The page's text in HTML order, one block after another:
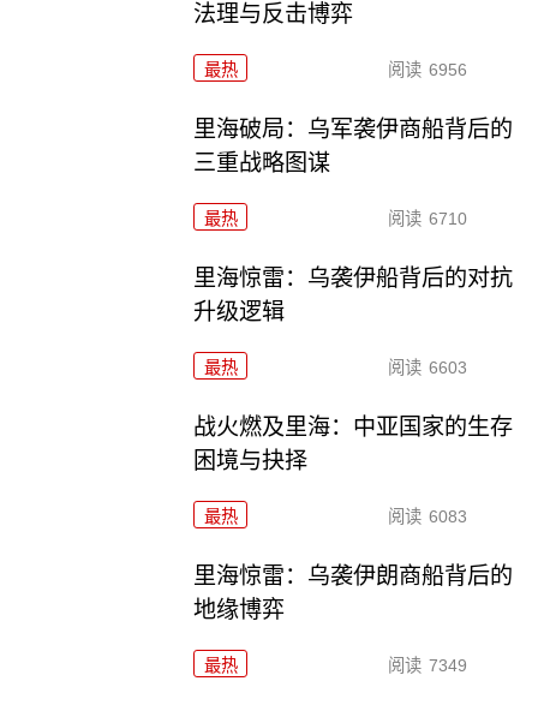
法理与反击博弈
最热 阅读 6956
里海破局：乌军袭伊商船背后的
三重战略图谋
最热 阅读 6710
里海惊雷：乌袭伊船背后的对抗
升级逻辑
最热 阅读 6603
战火燃及里海：中亚国家的生存
困境与抉择
最热 阅读 6083
里海惊雷：乌袭伊朗商船背后的
地缘博弈
最热 阅读 7349